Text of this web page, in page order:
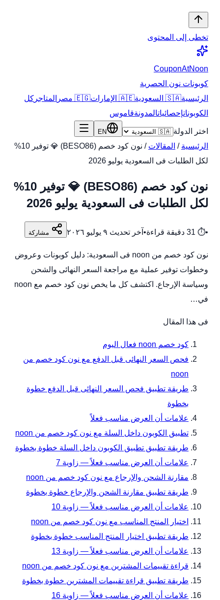
تخطى إلى المحتوى
CouponAtNoon
كوبونات نون الحصرية
الرئيسية🇸🇦 السعودية 🇦🇪 الإمارات 🇪🇬 مصر المتاجر كل
الكوبوناتإحصائياتالمدونةقاموس
اختر الدولة EN
الرئيسية / المقالات /
نون كود خصم (BESO86) 💎 توفير 10%
لكل الطلبات فى السعودية يوليو 2026
نون كود خصم (BESO86) 💎 توفير 10%
لكل الطلبات فى السعودية يوليو 2026
•
⏱
31 دقيقة قراءة• آخر تحديث ٩ يوليو ٢٠٢٦ مشاركة
نون كود خصم من noon فى السعودية: دليل كوبونات وعروض
وخطوات توفير عملية مع مراجعة السعر النهائى والشحن
وسياسة الإرجاع. اكتشف كل ما يخص نون كود خصم مع noon
في…
فى هذا المقال
كود خصم noon فعال اليوم
فحص السعر النهائى قبل الدفع مع نون كود خصم من
noon
طريقة تطبيق فحص السعر النهائى قبل الدفع خطوة
بخطوة
علامات أن العرض مناسب فعلاً
تطبيق الكوبون داخل السلة مع نون كود خصم من noon
طريقة تطبيق تطبيق الكوبون داخل السلة خطوة بخطوة
علامات أن العرض مناسب فعلاً — زاوية 7
مقارنة الشحن والإرجاع مع نون كود خصم من noon
طريقة تطبيق مقارنة الشحن والإرجاع خطوة بخطوة
علامات أن العرض مناسب فعلاً — زاوية 10
اختيار المنتج المناسب مع نون كود خصم من noon
طريقة تطبيق اختيار المنتج المناسب خطوة بخطوة
علامات أن العرض مناسب فعلاً — زاوية 13
قراءة تقييمات المشترين مع نون كود خصم من noon
طريقة تطبيق قراءة تقييمات المشترين خطوة بخطوة
علامات أن العرض مناسب فعلاً — زاوية 16